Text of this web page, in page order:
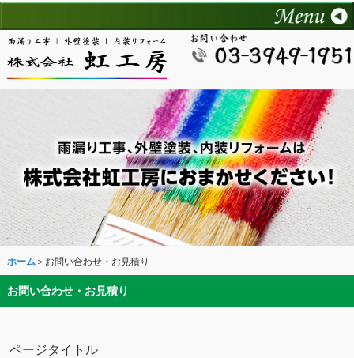
ホーム＞お問い合わせ・お見積り
お問い合わせ・お見積り
ページタイトル